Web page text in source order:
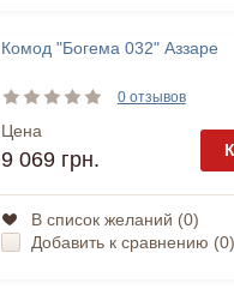
Комод "Богема 032" Аззаре
0 отзывов
Цена
9 069 грн.
В список желаний (0)
Добавить к сравнению (0)